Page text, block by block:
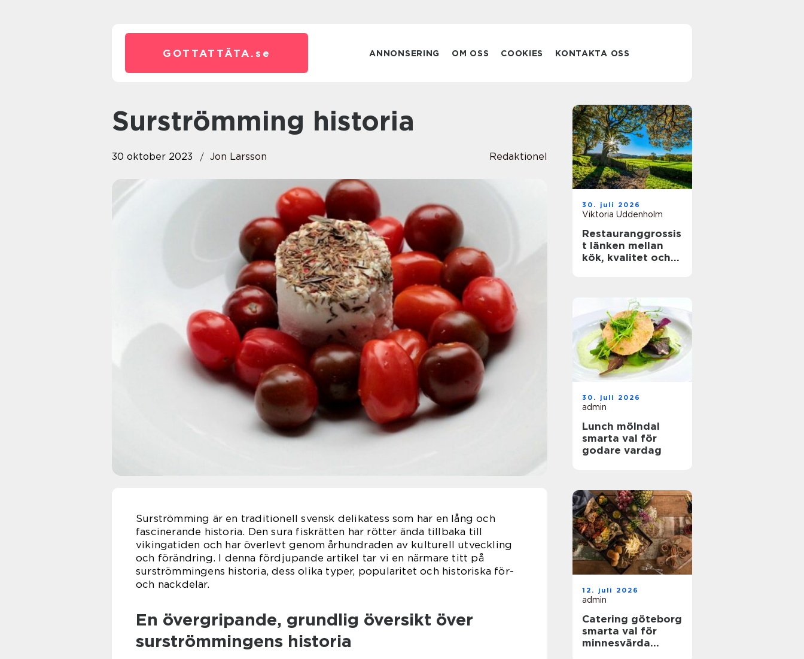
GOTTATTÄTA. se ANNONSERING OM OSS COOKIES KONTAKTA OSS
Surströmming historia
30 oktober 2023 Jon Larsson Redaktionel
Surströmming är en traditionell svensk delikatess som har en lång och
fascinerande historia. Den sura fiskrätten har rötter ända tillbaka till
vikingatiden och har överlevt genom århundraden av kulturell utveckling
och förändring. I denna fördjupande artikel tar vi en närmare titt på
surströmmingens historia, dess olika typer, popularitet och historiska för-
och nackdelar.
En övergripande, grundlig översikt över
surströmmingens historia
30. juli 2026
Viktoria Uddenholm
Restauranggrossis
t länken mellan
kök, kvalitet och
30. juli 2026
admin
Lunch mölndal
smarta val för
godare vardag
12. juli 2026
admin
Catering göteborg
smarta val för
minnesvärda